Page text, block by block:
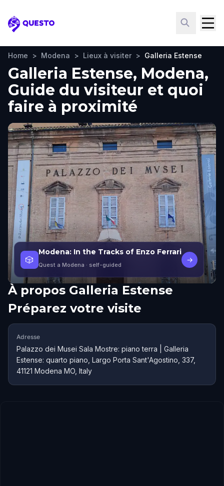
Questo
Home > Modena > Lieux à visiter > Galleria Estense
Galleria Estense, Modena,
Guide du visiteur et quoi
faire à proximité
🎲
Modena: In the Tracks of Enzo Ferrari
Quest a Modena · self-guided
→
À propos Galleria Estense
Préparez votre visite
Adresse
Palazzo dei Musei Sala Mostre: piano terra | Galleria
Estense: quarto piano, Largo Porta Sant'Agostino, 337,
41121 Modena MO, Italy